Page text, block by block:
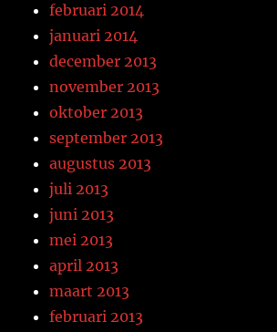
februari 2014
januari 2014
december 2013
november 2013
oktober 2013
september 2013
augustus 2013
juli 2013
juni 2013
mei 2013
april 2013
maart 2013
februari 2013